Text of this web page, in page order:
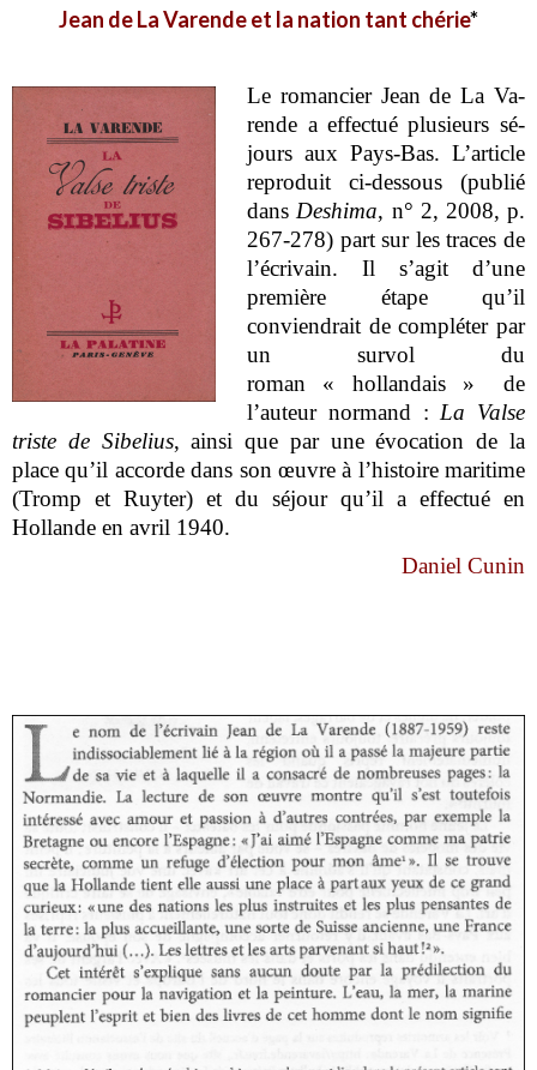
Jean de La Varende et la nation tant chérie*
Le romancier Jean de La Va-
rende a effectué plusieurs sé-
jours aux Pays-Bas. L’article
reproduit ci-dessous (publié
dans Deshima, n° 2, 2008, p.
267-278) part sur les traces de
l’écrivain. Il s’agit d’une
première étape qu’il
conviendrait de compléter par
un survol du
roman « hollandais »
de
l’auteur normand : La Valse
triste de Sibelius, ainsi que par une évocation de la
place qu’il accorde dans son œuvre à l’histoire maritime
(Tromp et Ruyter) et du séjour qu’il a effectué en
Hollande en avril 1940.
Daniel Cunin